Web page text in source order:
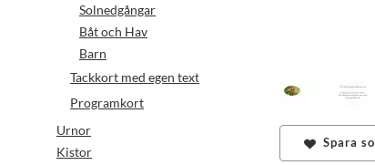
Solnedgångar
Båt och Hav
Barn
Tackkort med egen text
Programkort
Urnor
Kistor
Spara